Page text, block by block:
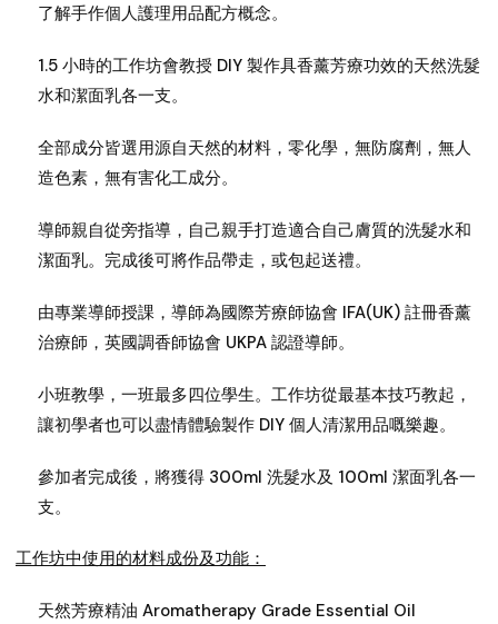
了解手作個人護理用品配方概念。
1.5 小時的工作坊會教授 DIY 製作具香薰芳療功效的天然洗髮
水和潔面乳各一支。
全部成分皆選用源自天然的材料，零化學，無防腐劑，無人
造色素，無有害化工成分。
導師親自從旁指導，自己親手打造適合自己膚質的洗髮水和
潔面乳。完成後可將作品帶走，或包起送禮。
由專業導師授課，導師為國際芳療師協會 IFA(UK) 註冊香薰
治療師，英國調香師協會 UKPA 認證導師。
小班教學，一班最多四位學生。工作坊從最基本技巧教起，
讓初學者也可以盡情體驗製作 DIY 個人清潔用品嘅樂趣。
參加者完成後，將獲得 300ml 洗髮水及 100ml 潔面乳各一
支。
工作坊中使用的材料成份及功能：
天然芳療精油 Aromatherapy Grade Essential Oil